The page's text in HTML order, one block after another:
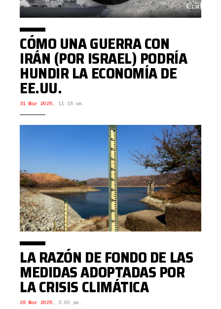
CÓMO UNA GUERRA CON
IRÁN (POR ISRAEL) PODRÍA
HUNDIR LA ECONOMÍA DE
EE.UU.
31 Mar 2025, 11:15 am.
LA RAZÓN DE FONDO DE LAS
MEDIDAS ADOPTADAS POR
LA CRISIS CLIMÁTICA
28 Mar 2025, 3:00 pm.